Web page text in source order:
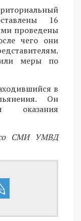
16
проведены
чего они
меры по
в
Он
оказания
со СМИ УМВД